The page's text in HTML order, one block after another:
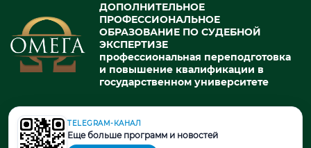
ДОПОЛНИТЕЛЬНОЕ
ПРОФЕССИОНАЛЬНОЕ
ОБРАЗОВАНИЕ ПО СУДЕБНОЙ
ЭКСПЕРТИЗЕ
профессиональная переподготовка
и повышение квалификации в
государственном университете
© 2026. При использовании материалов портала активная ссылка
на источник обязательна.
TELEGRAM-КАНАЛ
Еще больше программ и новостей